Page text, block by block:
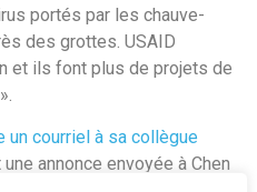
portés par les chauve-
des grottes. USAID
et ils font plus de projets de
un courriel à sa collègue
annonce envoyée à Chen